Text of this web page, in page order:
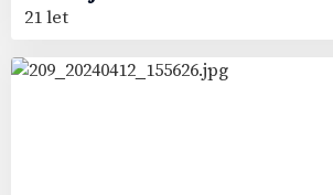
21 let
92